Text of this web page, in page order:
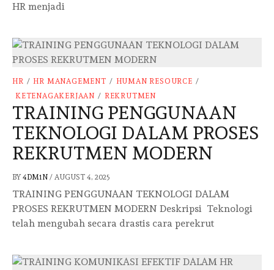
HR menjadi
HR / HR MANAGEMENT / HUMAN RESOURCE /
KETENAGAKERJAAN / REKRUTMEN
TRAINING PENGGUNAAN
TEKNOLOGI DALAM PROSES
REKRUTMEN MODERN
BY 4DM1N / AUGUST 4, 2025
TRAINING PENGGUNAAN TEKNOLOGI DALAM
PROSES REKRUTMEN MODERN Deskripsi Teknologi
telah mengubah secara drastis cara perekrut